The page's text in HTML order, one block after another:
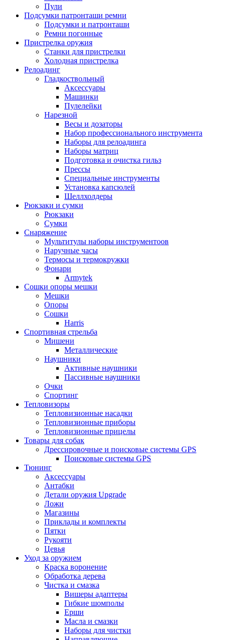
Пули
Подсумки патронташи ремни
Подсумки и патронташи
Ремни погонные
Пристрелка оружия
Станки для пристрелки
Холодная пристрелка
Релоадинг
Гладкоствольный
Аксессуары
Машинки
Пулелейки
Нарезной
Весы и дозаторы
Набор профессионального инструмента
Наборы для релоадинга
Наборы матриц
Подготовка и очистка гильз
Прессы
Специальные инструменты
Установка капсюлей
Шеллхолдеры
Рюкзаки и сумки
Рюкзаки
Сумки
Снаряжение
Мультитулы наборы инструментоов
Наручные часы
Термосы и термокружки
Фонари
Armytek
Сошки опоры мешки
Мешки
Опоры
Сошки
Harris
Спортивная стрельба
Мишени
Металлические
Наушники
Активные наушники
Пассивные наушники
Очки
Спортинг
Тепловизоры
Тепловизионные насадки
Тепловизионные приборы
Тепловизионные прицелы
Товары для собак
Дрессировочные и поисковые системы GPS
Поисковые системы GPS
Тюнинг
Аксессуары
Антабки
Детали оружия Upgrade
Ложи
Магазины
Приклады и комплекты
Пятки
Рукояти
Цевья
Уход за оружием
Краска воронение
Обработка дерева
Чистка и смазка
Вишеры адаптеры
Гибкие шомполы
Ерши
Масла и смазки
Наборы для чистки